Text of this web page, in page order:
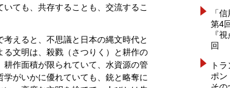
ても、共存することも、交流するこ
えると、不思議と日本の縄文時代と
文明は、殺戮（さつりく）と耕作の
作面積が限られていて、水資源の管
がいかに優れていても、銃と略奪に
「
第4
『
回
ト
ポン